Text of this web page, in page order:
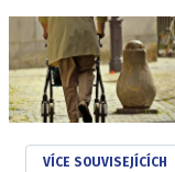
VÍCE SOUVISEJÍCÍCH